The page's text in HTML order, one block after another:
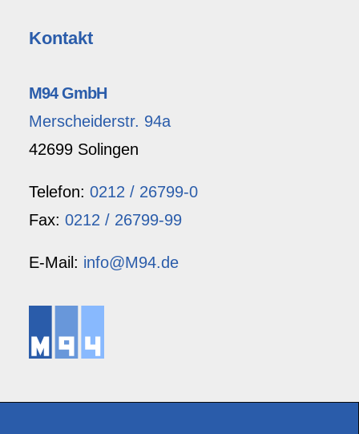
Kontakt
M94 GmbH
Merscheiderstr. 94a
42699 Solingen
Telefon: 0212 / 26799-0
Fax: 0212 / 26799-99
E-Mail: info@M94.de